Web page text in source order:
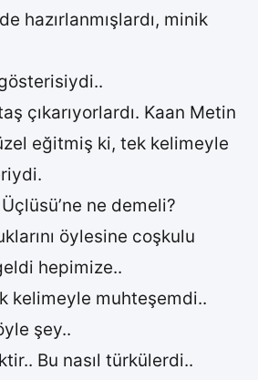
hazırlanmışlardı, minik
çıkarıyorlardı. Kaan Metin
eğitmiş ki, tek kelimeyle
ne demeli?
öylesine coşkulu
hepimize..
kelimeyle muhteşemdi..
şey..
Bu nasıl türkülerdi..